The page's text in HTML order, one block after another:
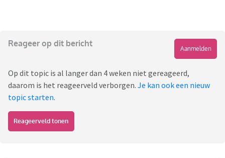
Reageer op dit bericht
Aanmelden
Op dit topic is al langer dan 4 weken niet gereageerd,
daarom is het reageerveld verborgen. Je kan ook een nieuw
topic starten.
Reageerveld tonen